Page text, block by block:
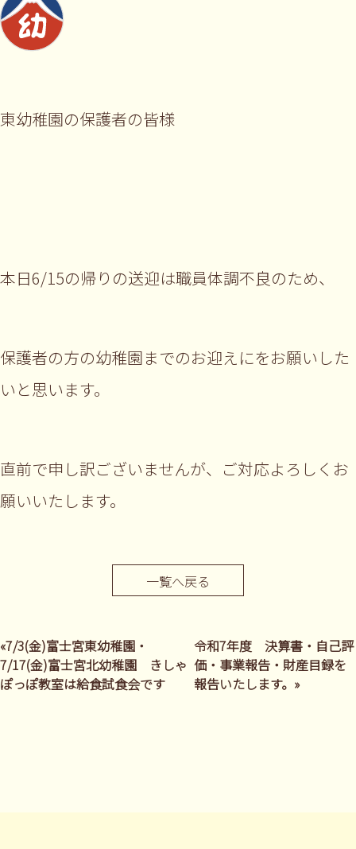
東幼稚園の保護者の皆様
本日6/15の帰りの送迎は職員体調不良のため、
保護者の方の幼稚園までのお迎えにをお願いした
いと思います。
直前で申し訳ございませんが、ご対応よろしくお
願いいたします。
一覧へ戻る
«7/3(金)富士宮東幼稚園・
7/17(金)富士宮北幼稚園 きしゃ
ぽっぽ教室は給食試食会です
令和7年度 決算書・自己評
価・事業報告・財産目録を
報告いたします。»